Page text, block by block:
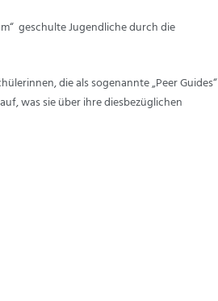
geschulte Jugendliche durch die
die als sogenannte „Peer Guides“
was sie über ihre diesbezüglichen